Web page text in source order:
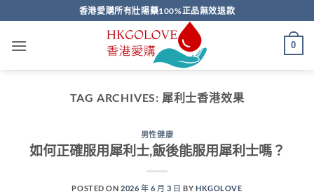
to
content
香港愛購所有壯陽藥100%正品無效退款
0
TAG ARCHIVES: 犀利士香港效果
男性健康
如何正確服用犀利士,飯後能服用犀利士嗎？
POSTED ON2026 年 6 月 3 日 BYHKGOLOVE